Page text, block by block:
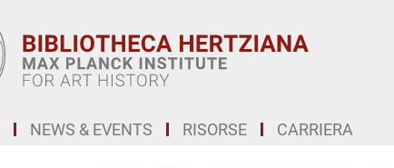
NEWS & EVENTS RISORSE CARRIERA